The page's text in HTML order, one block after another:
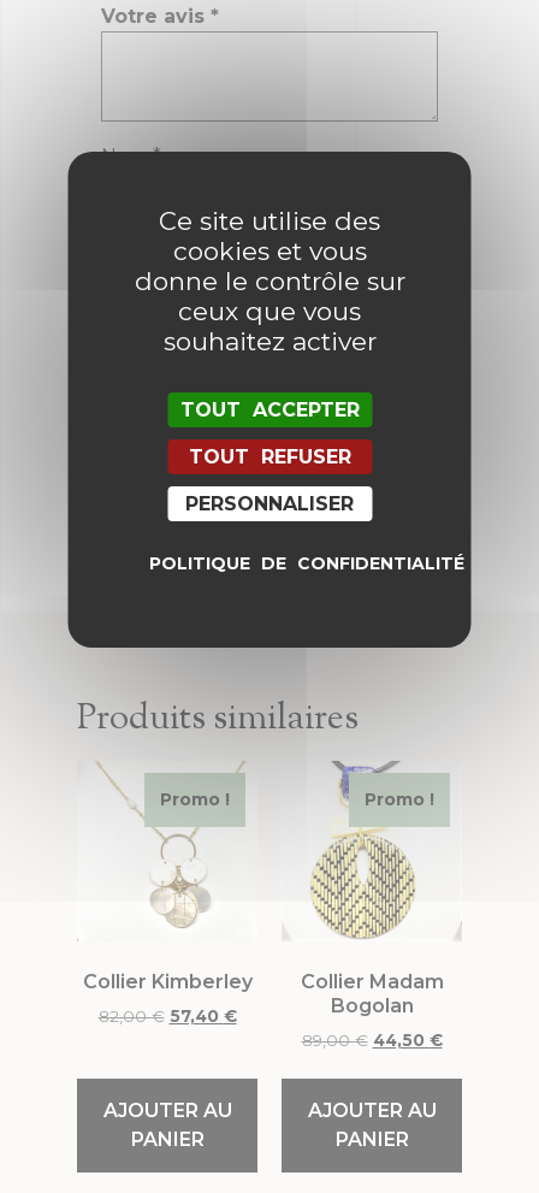
Votre avis *
Nom*
pour mon prochain commentaire.
Produits similaires
Promo !
Collier Kimberley
82,00€ 57,40 €
AJOUTER AU
PANIER
Promo !
Collier Madam
Bogolan
89,00€ 44,50 €
AJOUTER AU
PANIER
Ce site utilise des
cookies et vous
donne le contrôle sur
ceux que vous
souhaitez activer
TOUT ACCEPTER
TOUT REFUSER
PERSONNALISER
POLITIQUE DE CONFIDENTIALITÉ